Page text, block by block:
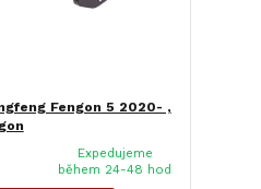
Fengon 5 2020- ,
Expedujeme
během 24-48 hod